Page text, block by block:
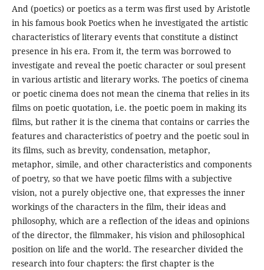
And (poetics) or poetics as a term was first used by Aristotle
in his famous book Poetics when he investigated the artistic
characteristics of literary events that constitute a distinct
presence in his era. From it, the term was borrowed to
investigate and reveal the poetic character or soul present
in various artistic and literary works. The poetics of cinema
or poetic cinema does not mean the cinema that relies in its
films on poetic quotation, i.e. the poetic poem in making its
films, but rather it is the cinema that contains or carries the
features and characteristics of poetry and the poetic soul in
its films, such as brevity, condensation, metaphor,
metaphor, simile, and other characteristics and components
of poetry, so that we have poetic films with a subjective
vision, not a purely objective one, that expresses the inner
workings of the characters in the film, their ideas and
philosophy, which are a reflection of the ideas and opinions
of the director, the filmmaker, his vision and philosophical
position on life and the world. The researcher divided the
research into four chapters: the first chapter is the